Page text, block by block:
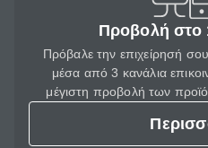
Προβολή στο
Πρόβαλε την επιχείρησή
μέσα από 3 κανάλια
μέγιστη προβολή των